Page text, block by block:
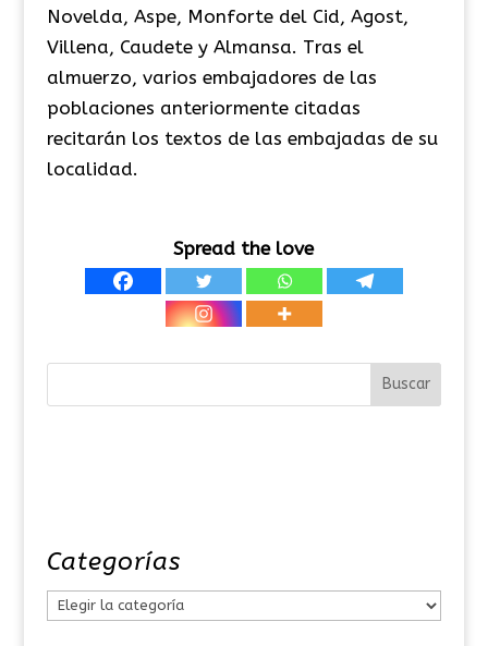
Novelda, Aspe, Monforte del Cid, Agost,
Villena, Caudete y Almansa. Tras el
almuerzo, varios embajadores de las
poblaciones anteriormente citadas
recitarán los textos de las embajadas de su
localidad.
Spread the love
Categorías